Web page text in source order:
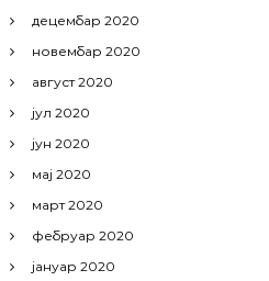
децембар 2020
новембар 2020
август 2020
јул 2020
јун 2020
мај 2020
март 2020
фебруар 2020
јануар 2020